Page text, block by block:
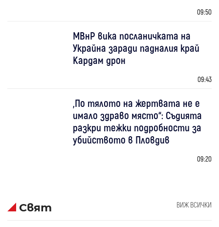
09:50
МВнР вика посланичката на
Украйна заради падналия край
Кардам дрон
09:43
„По тялото на жертвата не е
имало здраво място“: Съдията
разкри тежки подробности за
убийството в Пловдив
09:20
Свят ВИЖ ВСИЧКИ